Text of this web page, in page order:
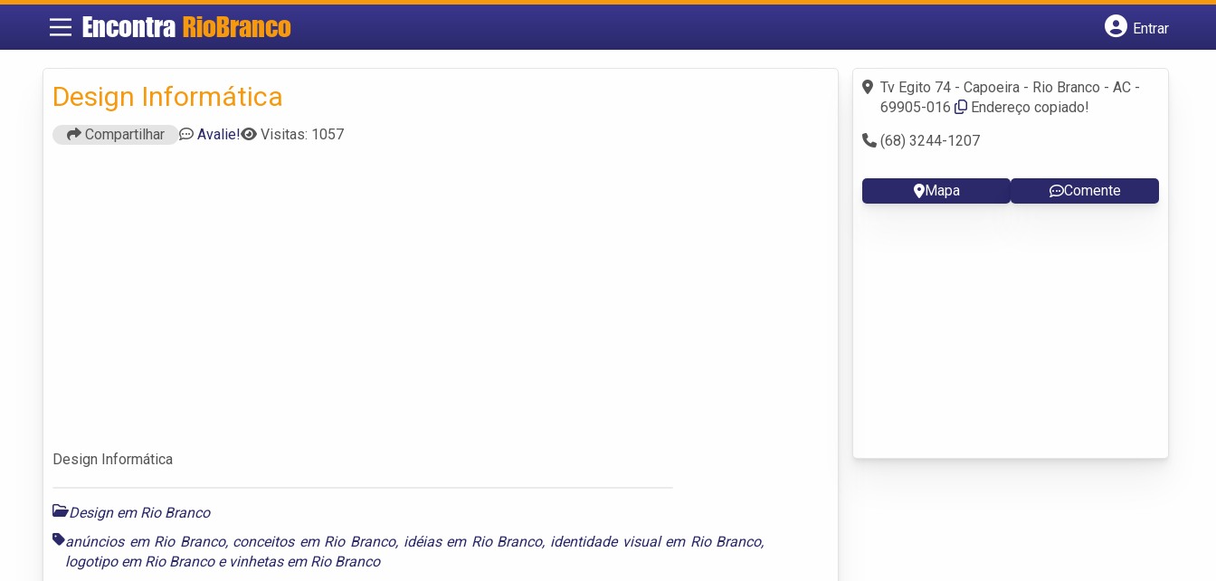
Encontra RioBranco
Entrar
Fazer login
Criar conta
Design Informática
Compartilhar Avalie! Visitas: 1057
Design Informática
Design em Rio Branco
anúncios em Rio Branco, conceitos em Rio Branco, idéias em Rio Branco, identidade visual em Rio Branco,
logotipo em Rio Brancoe vinhetas em Rio Branco
Tv Egito 74 - Capoeira - Rio Branco - AC -
69905-016
Endereço copiado!
(68) 3244-1207
Mapa Comente